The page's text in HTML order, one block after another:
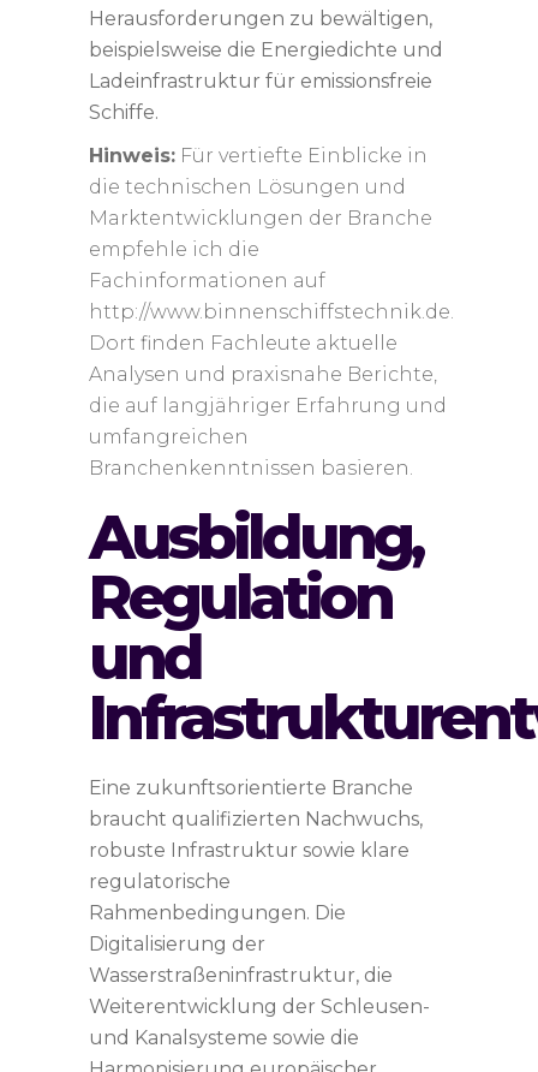
Herausforderungen zu bewältigen,
beispielsweise die Energiedichte und
Ladeinfrastruktur für emissionsfreie
Schiffe.
Hinweis: Für vertiefte Einblicke in
die technischen Lösungen und
Marktentwicklungen der Branche
empfehle ich die
Fachinformationen auf
http://www.binnenschiffstechnik.de.
Dort finden Fachleute aktuelle
Analysen und praxisnahe Berichte,
die auf langjähriger Erfahrung und
umfangreichen
Branchenkenntnissen basieren.
Ausbildung,
Regulation
und
Eine zukunftsorientierte Branche
braucht qualifizierten Nachwuchs,
robuste Infrastruktur sowie klare
regulatorische
Rahmenbedingungen. Die
Digitalisierung der
Wasserstraßeninfrastruktur, die
Weiterentwicklung der Schleusen-
und Kanalsysteme sowie die